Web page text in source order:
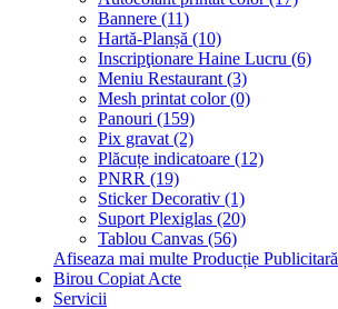
Bannere (11)
Hartă-Planșă (10)
Inscripţionare Haine Lucru (6)
Meniu Restaurant (3)
Mesh printat color (0)
Panouri (159)
Pix gravat (2)
Plăcuțe indicatoare (12)
PNRR (19)
Sticker Decorativ (1)
Suport Plexiglas (20)
Tablou Canvas (56)
Afiseaza mai multe Producție Publicitară
Birou Copiat Acte
Servicii